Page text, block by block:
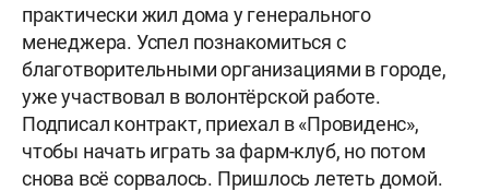
практически жил дома у генерального
менеджера. Успел познакомиться с
благотворительными организациями в городе,
уже участвовал в волонтёрской работе.
Подписал контракт, приехал в «Провиденс»,
чтобы начать играть за фарм-клуб, но потом
снова всё сорвалось. Пришлось лететь домой.